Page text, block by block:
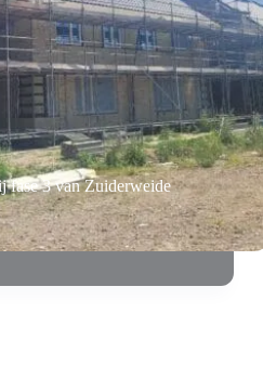
fase 3 van Zuiderweide